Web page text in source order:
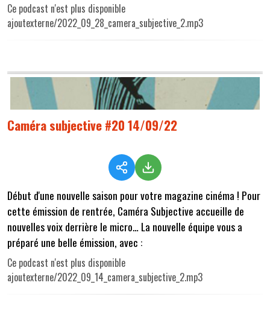
Ce podcast n'est plus disponible
ajoutexterne/2022_09_28_camera_subjective_2.mp3
Caméra subjective #20 14/09/22
Début d'une nouvelle saison pour votre magazine cinéma ! Pour
cette émission de rentrée, Caméra Subjective accueille de
nouvelles voix derrière le micro… La nouvelle équipe vous a
préparé une belle émission, avec :
Ce podcast n'est plus disponible
ajoutexterne/2022_09_14_camera_subjective_2.mp3